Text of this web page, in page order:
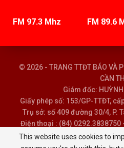
FM 97.3 Mhz FM 89.6
© 2026 - TRANG TTĐT BÁO VÀ
CẦN
Giám đốc: HUỲNH
Giấy phép số: 153/GP-TTĐT,
Trụ sở: số 409 đường 30/4, P.
Điện thoại : (84) 0292.3838750
Email :
This website uses cookies to